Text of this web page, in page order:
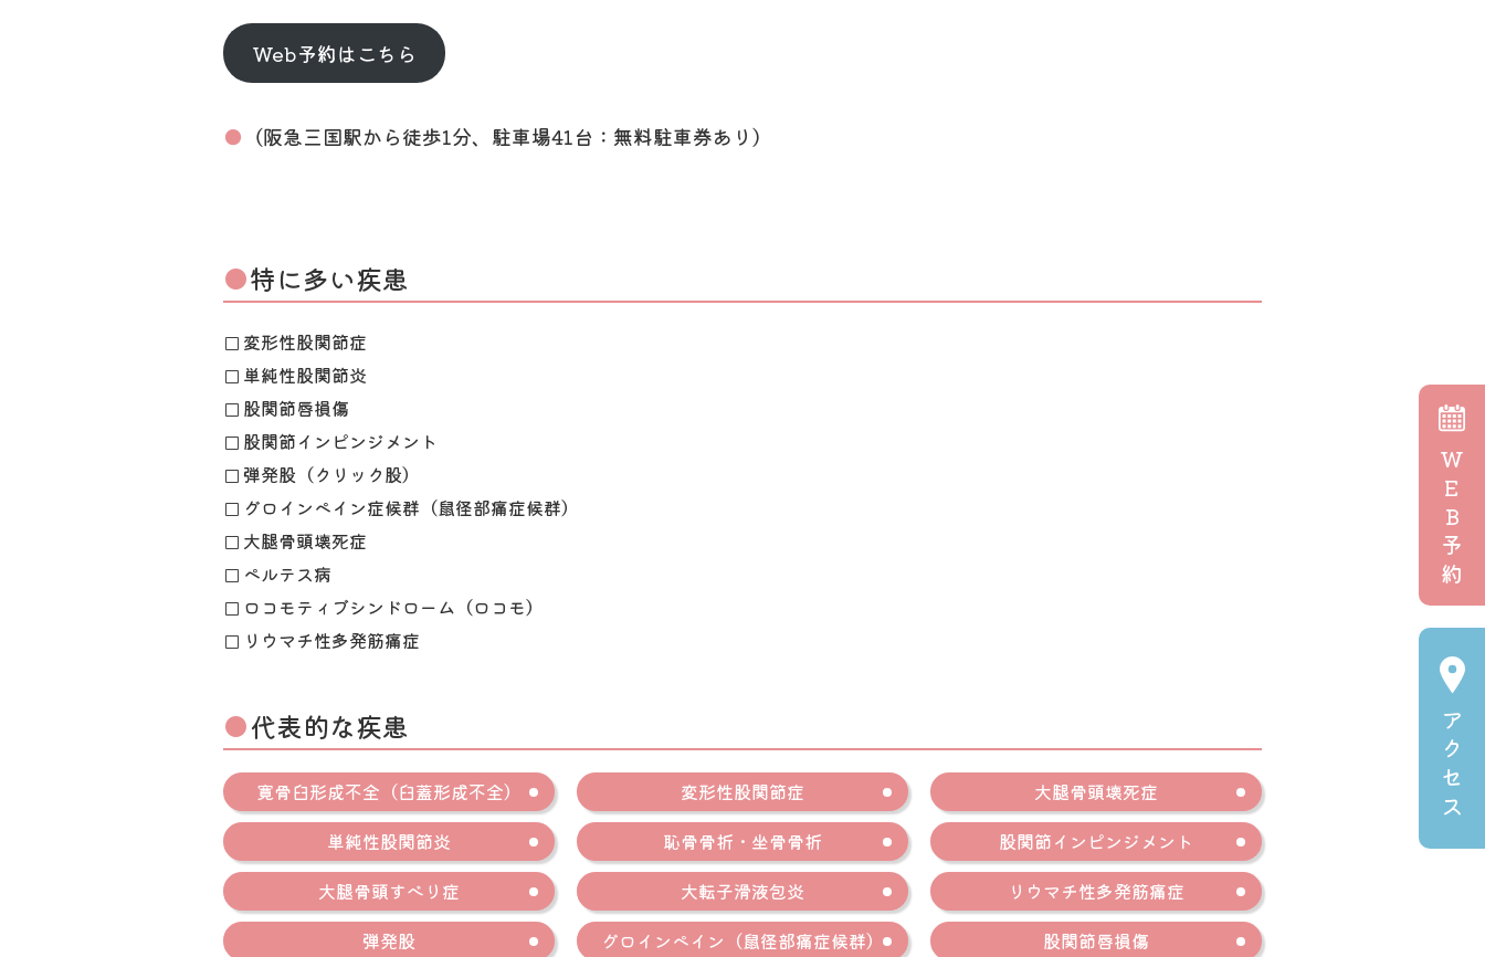
W
E
B
予
約
ア
ク
セ
ス
Web予約はこちら
（阪急三国駅から徒歩1分、駐車場41台：無料駐車券あり）
特に多い疾患
変形性股関節症
単純性股関節炎
股関節唇損傷
股関節インピンジメント
弾発股（クリック股）
グロインペイン症候群（鼠径部痛症候群）
大腿骨頭壊死症
ペルテス病
ロコモティブシンドローム（ロコモ）
リウマチ性多発筋痛症
代表的な疾患
寛骨臼形成不全（臼蓋形成不全） 変形性股関節症
大腿骨頭壊死症
単純性股関節炎
恥骨骨折・坐骨骨折
股関節インピンジメント
大腿骨頭すべり症
大転子滑液包炎
リウマチ性多発筋痛症
弾発股
グロインペイン（鼠径部痛症候群）
股関節唇損傷